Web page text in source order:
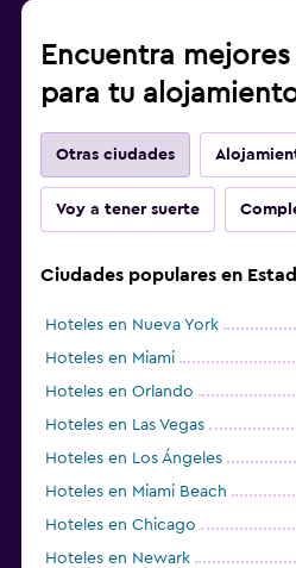
Encuentra
para tu
Otras ciudades
Voy a tener suerte
Ciudades populares en
Hoteles en Nueva York
Hoteles en Miami
Hoteles en Orlando
Hoteles en Las Vegas
Hoteles en Los Ángeles
Hoteles en Miami Beach
Hoteles en Chicago
Hoteles en Newark